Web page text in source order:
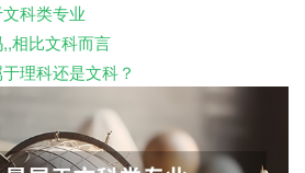
科类专业
相比文科而言
理科还是文科？